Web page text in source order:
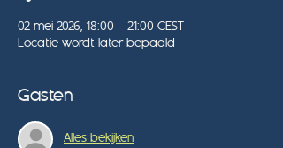
02 mei 2026, 18:00 – 21:00 CEST
Locatie wordt later bepaald
Gasten
Alles bekijken